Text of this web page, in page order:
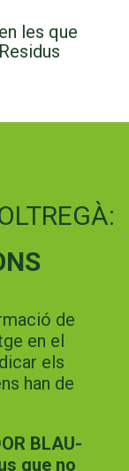
les que
de
en el
els
han de
BLAU-
que no